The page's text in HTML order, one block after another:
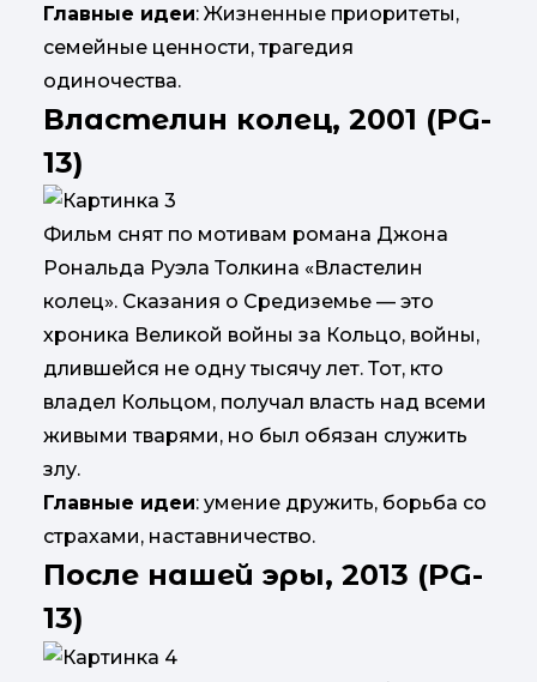
Главные идеи: Жизненные приоритеты,
семейные ценности, трагедия
одиночества.
Властелин колец, 2001 (PG-
13)
Фильм снят по мотивам романа Джона
Рональда Руэла Толкина «Властелин
колец». Сказания о Средиземье — это
хроника Великой войны за Кольцо, войны,
длившейся не одну тысячу лет. Тот, кто
владел Кольцом, получал власть над всеми
живыми тварями, но был обязан служить
злу.
Главные идеи: умение дружить, борьба со
страхами, наставничество.
После нашей эры, 2013 (PG-
13)